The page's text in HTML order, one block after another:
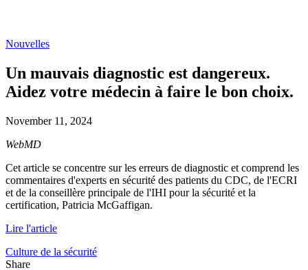
Nouvelles
Un mauvais diagnostic est dangereux.
Aidez votre médecin à faire le bon choix.
November 11, 2024
WebMD
Cet article se concentre sur les erreurs de diagnostic et comprend les
commentaires d'experts en sécurité des patients du CDC, de l'ECRI
et de la conseillère principale de l'IHI pour la sécurité et la
certification, Patricia McGaffigan.
Lire l'article
Culture de la sécurité
Share